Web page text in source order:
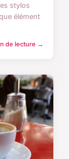
stylos
élément
de lecture →